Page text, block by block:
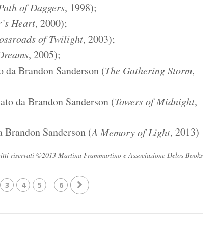
of Daggers, 1998);
Heart, 2000);
of Twilight, 2003);
, 2005);
da Brandon Sanderson (The Gathering Storm,
da Brandon Sanderson (Towers of Midnight,
Sanderson (A Memory of Light, 2013)
riservati ©2013 Martina Frammartino e Associazione Delos Books
3 4 5 6